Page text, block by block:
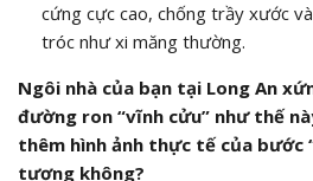
cứng cực cao, chống trầy xước
tróc như xi măng thường.
Ngôi nhà của bạn tại Long An
đường ron “vĩnh cửu” như thế
thêm hình ảnh thực tế của bước
tượng không?